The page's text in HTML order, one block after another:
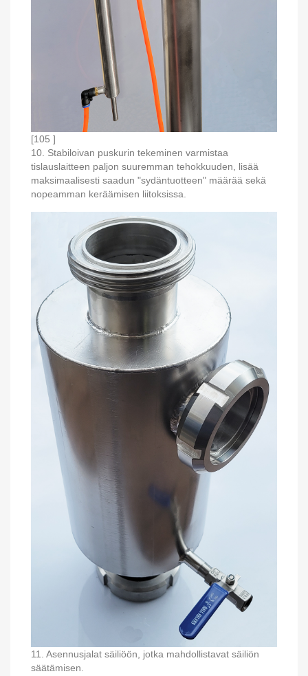
[105 ]
10. Stabiloivan puskurin tekeminen varmistaa
tislauslaitteen paljon suuremman tehokkuuden, lisää
maksimaalisesti saadun "sydäntuotteen" määrää sekä
nopeamman keräämisen liitoksissa.
11. Asennusjalat säiliöön, jotka mahdollistavat säiliön
säätämisen.